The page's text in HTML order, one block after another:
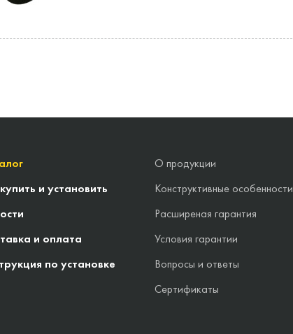
и установить
и оплата
по установке
О продукции
Конструктивные особенности
Расширеная гарантия
Условия гарантии
Вопросы и ответы
Сертификаты